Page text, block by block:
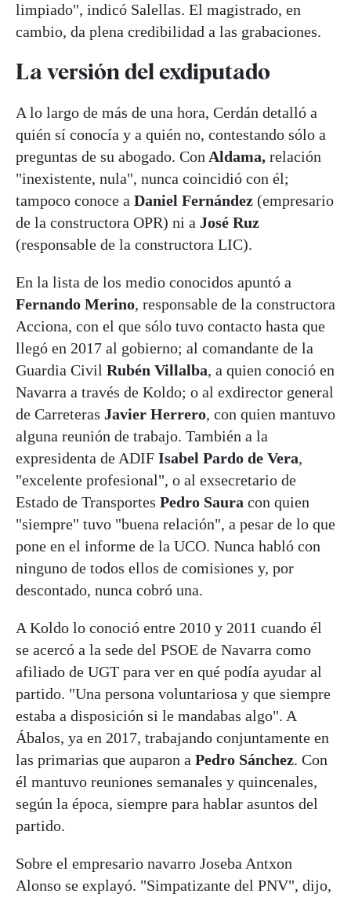
limpiado", indicó Salellas. El magistrado, en
cambio, da plena credibilidad a las grabaciones.
La versión del exdiputado
A lo largo de más de una hora, Cerdán detalló a
quién sí conocía y a quién no, contestando sólo a
preguntas de su abogado. Con Aldama, relación
"inexistente, nula", nunca coincidió con él;
tampoco conoce a Daniel Fernández (empresario
de la constructora OPR) ni a José Ruz
(responsable de la constructora LIC).
En la lista de los medio conocidos apuntó a
Fernando Merino, responsable de la constructora
Acciona, con el que sólo tuvo contacto hasta que
llegó en 2017 al gobierno; al comandante de la
Guardia Civil Rubén Villalba, a quien conoció en
Navarra a través de Koldo; o al exdirector general
de Carreteras Javier Herrero, con quien mantuvo
alguna reunión de trabajo. También a la
expresidenta de ADIF Isabel Pardo de Vera,
"excelente profesional", o al exsecretario de
Estado de Transportes Pedro Saura con quien
"siempre" tuvo "buena relación", a pesar de lo que
pone en el informe de la UCO. Nunca habló con
ninguno de todos ellos de comisiones y, por
descontado, nunca cobró una.
A Koldo lo conoció entre 2010 y 2011 cuando él
se acercó a la sede del PSOE de Navarra como
afiliado de UGT para ver en qué podía ayudar al
partido. "Una persona voluntariosa y que siempre
estaba a disposición si le mandabas algo". A
Ábalos, ya en 2017, trabajando conjuntamente en
las primarias que auparon a Pedro Sánchez. Con
él mantuvo reuniones semanales y quincenales,
según la época, siempre para hablar asuntos del
partido.
Sobre el empresario navarro Joseba Antxon
Alonso se explayó. "Simpatizante del PNV", dijo,